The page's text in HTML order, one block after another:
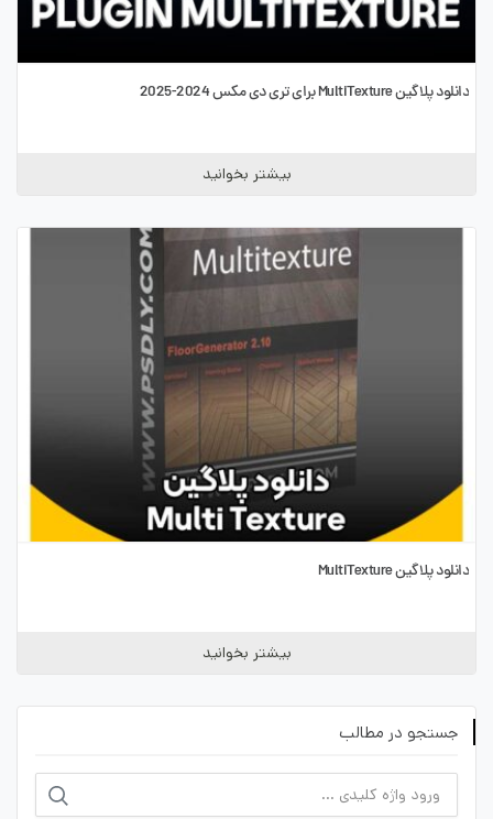
دانلود پلاگین MultiTexture برای تری دی مکس 2024-2025
بیشتر بخوانید
دانلود پلاگین MultiTexture
بیشتر بخوانید
جستجو در مطالب